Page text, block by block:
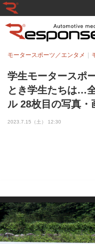
学生モータースポ
とき学生たちは…
ル 28枚目の写真・
モータースポーツ／エンタメ
2023.7.15（土） 12:30